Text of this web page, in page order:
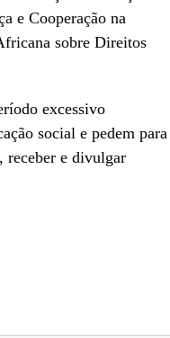
e Cooperação na
sobre Direitos
excessivo
social e pedem para
receber e divulgar